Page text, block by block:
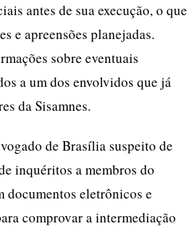
antes de sua execução, o que
e apreensões planejadas.
sobre eventuais
a um dos envolvidos que já
da Sisamnes.
de Brasília suspeito de
inquéritos a membros do
documentos eletrônicos e
comprovar a intermediação